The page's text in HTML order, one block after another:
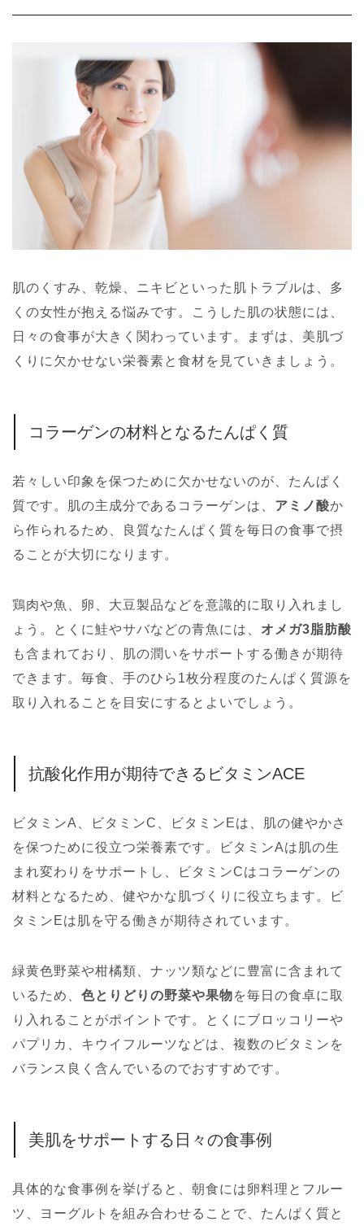
肌のくすみ、乾燥、ニキビといった肌トラブルは、多
くの女性が抱える悩みです。こうした肌の状態には、
日々の食事が大きく関わっています。まずは、美肌づ
くりに欠かせない栄養素と食材を見ていきましょう。
コラーゲンの材料となるたんぱく質
若々しい印象を保つために欠かせないのが、たんぱく
質です。肌の主成分であるコラーゲンは、 アミノ酸か
ら作られるため、良質なたんぱく質を毎日の食事で摂
ることが大切になります。
鶏肉や魚、卵、大豆製品などを意識的に取り入れまし
ょう。とくに鮭やサバなどの青魚には、 オメガ3脂肪酸
も含まれており、肌の潤いをサポートする働きが期待
できます。毎食、手のひら1枚分程度のたんぱく質源を
取り入れることを目安にするとよいでしょう。
抗酸化作用が期待できるビタミンACE
ビタミンA、ビタミンC、ビタミンEは、肌の健やかさ
を保つために役立つ栄養素です。ビタミンAは肌の生
まれ変わりをサポートし、ビタミンCはコラーゲンの
材料となるため、健やかな肌づくりに役立ちます。ビ
タミンEは肌を守る働きが期待されています。
緑黄色野菜や柑橘類、ナッツ類などに豊富に含まれて
いるため、 色とりどりの野菜や果物を毎日の食卓に取
り入れることがポイントです。とくにブロッコリーや
パプリカ、キウイフルーツなどは、複数のビタミンを
バランス良く含んでいるのでおすすめです。
美肌をサポートする日々の食事例
具体的な食事例を挙げると、朝食には卵料理とフルー
ツ、ヨーグルトを組み合わせることで、たんぱく質と